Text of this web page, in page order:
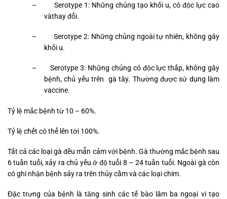
–
Serotype 1: Những chủng tạo khối u, có độc lực cao
vàthay đổi.
–
Serotype 2: Những chủng ngoài tự nhiên, không gây
khối u.
–Serotype 3: Những chủng có độc lực thấp, không gây
bệnh, chủ yếu trên gà tây. Thường được sử dụng làm
vaccine.
Tỷ lệ mắc bệnh từ 10 – 60%.
Tỷ lệ chết có thể lên tới 100%.
Tất cả các loại gà đều mẫn cảm với bệnh. Gà thường mắc bệnh sau
6 tuần tuổi, xảy ra chủ yếu ở độ tuổi 8 – 24 tuần tuổi. Ngoài gà còn
có ghi nhận bệnh sảy ra trên thủy cầm và các loại chim.
Đặc trưng của bệnh là tăng sinh các tế bào lâm ba ngoại vi tạo